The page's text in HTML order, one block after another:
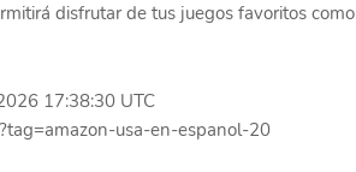
disfrutar de tus juegos favoritos como
17:38:30 UTC
usa-en-espanol-20